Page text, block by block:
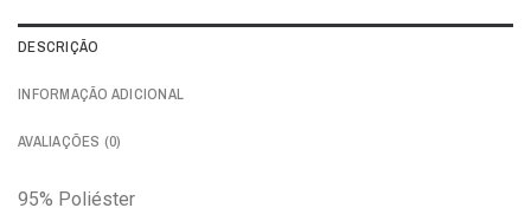
DESCRIÇÃO
INFORMAÇÃO ADICIONAL
AVALIAÇÕES (0)
95% Poliéster